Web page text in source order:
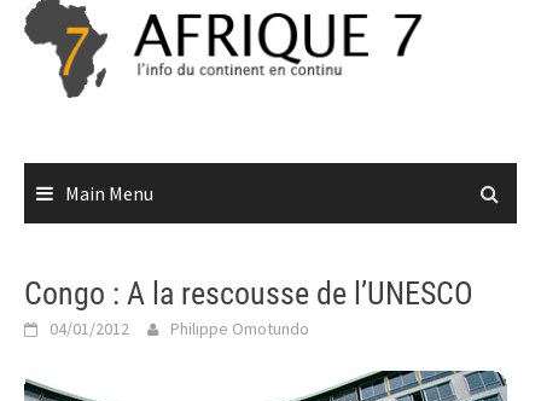
Skip
content
Main Menu
Congo : A la rescousse de l’UNESCO
04/01/2012 Philippe Omotundo